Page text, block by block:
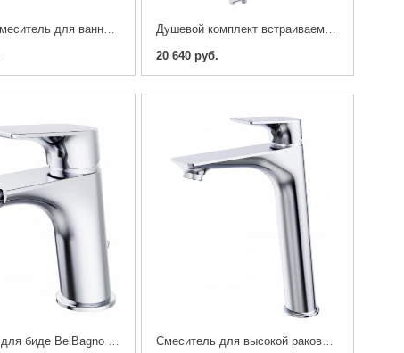
Комплетк смеситель для ванной BelBagno MARINO-VASM/LVM-CRM, хром
Душевой комплект встраиваемый BELBAGNO MARINO-VDSET-CRM
20 640 руб.
Смеситель для биде BelBagno MARINO-BD-CRM-W0
Смеситель для высокой раковины BelBagno MARINO-LMC-CRM-W0